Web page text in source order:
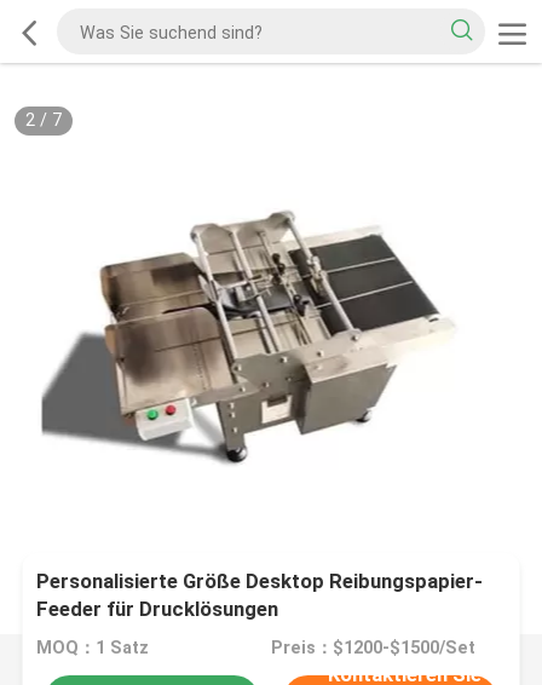
2/ 7
Personalisierte Größe Desktop Reibungspapier-
Feeder für Drucklösungen
MOQ：1 Satz Preis：$1200-$1500/Set
Kontaktieren Sie